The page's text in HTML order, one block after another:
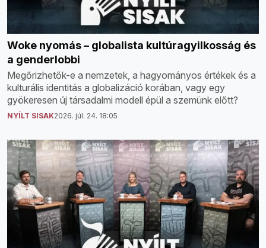
Woke nyomás – globalista kultúragyilkosság és
a genderlobbi
Megőrizhetők-e a nemzetek, a hagyományos értékek és a
kulturális identitás a globalizáció korában, vagy egy
gyökeresen új társadalmi modell épül a szemünk előtt?
NYÍLT SISAK2026. júl. 24. 18:05